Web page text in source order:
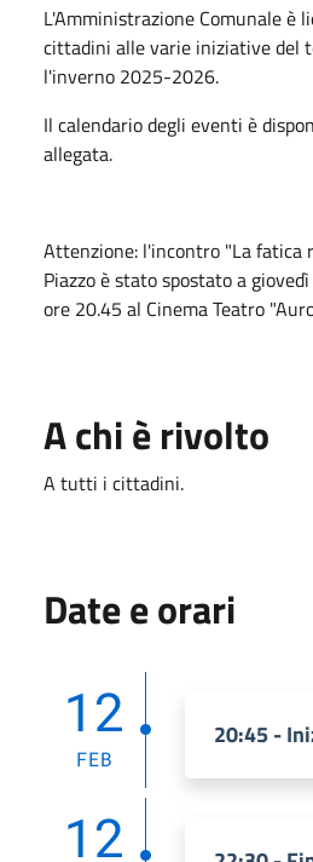
L'Amministrazione Comunale è
cittadini alle varie iniziative del
l'inverno 2025-2026.
Il calendario degli eventi è
allegata.
Attenzione: l'incontro "La fatica
Piazzo è stato spostato a
ore 20.45 al Cinema Teatro
A chi è rivolto
A tutti i cittadini.
Date e orari
12
FEB
20:45 -
12